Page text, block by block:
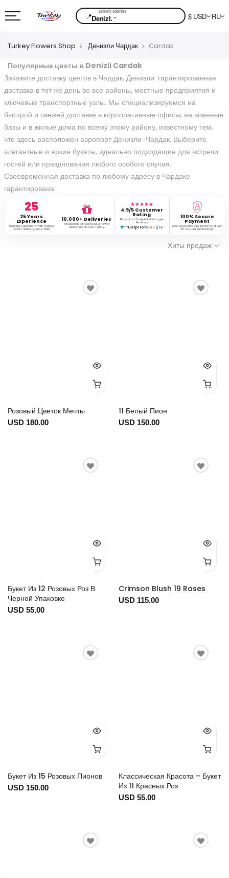
📍Denizl.⌄ $ USD RU
Turkey Flowers Shop Денизли Чардак Cardak
Популярные цветы в Denizli Cardak
Закажите доставку цветов в Чардак, Денизли: гарантированная
доставка в тот же день во все районы, местные предприятия и
ключевые транспортные узлы. Мы специализируемся на
быстрой и свежей доставке в корпоративные офисы, на военные
базы и в жилые дома по всему этому району, известному тем,
что здесь расположен аэропорт Денизли-Чардак. Выберите
элегантные и яркие букеты, идеально подходящие для встречи
гостей или празднования любого особого случая.
Своевременная доставка по любому адресу в Чардаке
гарантирована.
25
25 Years
Experience
Serving customers with trusted
flower delivery since 1999.
10,000+ Deliveries
Thousands of successful flower
deliveries across Turkey.
★★★★★
4.9/5 Customer
Rating
Based on Trustpilot & Google
Reviews
TrustpilotG o o g l e
100% Secure
Payment
Your payments are protected with
3D Secure technology.
Хиты продаж
Розовый Цветок Мечты
USD 180.00
11 Белый Пион
USD 150.00
Букет Из 12 Розовых Роз В
Черной Упаковке
USD 55.00
Crimson Blush 19 Roses
USD 115.00
Букет Из 15 Розовых Пионов
USD 150.00
Классическая Красота – Букет
Из 11 Красных Роз
USD 55.00